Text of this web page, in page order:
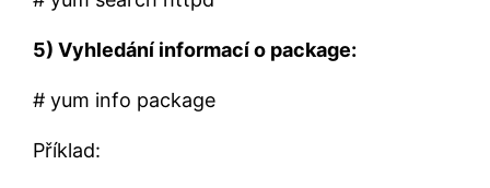
5) Vyhledání informací o package:
# yum info package
Příklad: